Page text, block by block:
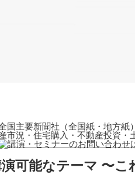
国主要新聞社（全国紙・地方紙
市況・住宅購入・不動産投資・
演可能なテーマ 〜こ